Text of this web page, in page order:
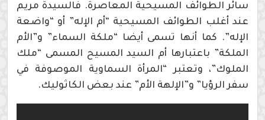
سائر الطوائف المسيحية المعاصرة. فالسيدة مريم
عند أغلب الطوائف المسيحية “أم الإله” أو “واضعة
الإله”. كما أنها تسمى أيضا “ملكة السماء” و”الأم
الملكة” باعتبارها أم السيد المسيح المسمى “ملك
الملوك”، وتعتبر “المرأة السماوية الموصوفة في
سفر الرؤيا” و”الإلهة الأم” عند بعض الكاثوليك.